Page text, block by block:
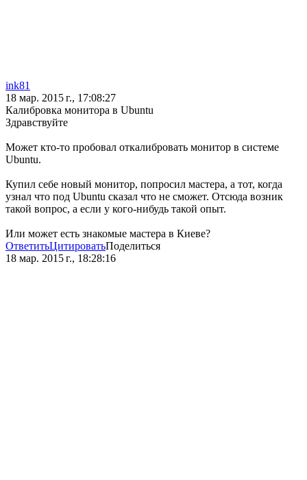
ink81
18 мар. 2015 г., 17:08:27
Калибровка монитора в Ubuntu
Здравствуйте
Может кто-то пробовал откалибровать монитор в системе
Ubuntu.
Купил себе новый монитор, попросил мастера, а тот, когда
узнал что под Ubuntu сказал что не сможет. Отсюда возник
такой вопрос, а если у кого-нибудь такой опыт.
Или может есть знакомые мастера в Киеве?
ОтветитьЦитироватьПоделиться
18 мар. 2015 г., 18:28:16